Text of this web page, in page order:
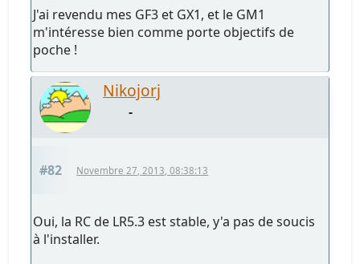
J'ai revendu mes GF3 et GX1, et le GM1
m'intéresse bien comme porte objectifs de
poche !
Nikojorj
-
#82 Novembre 27, 2013, 08:38:13
Oui, la RC de LR5.3 est stable, y'a pas de soucis
à l'installer.